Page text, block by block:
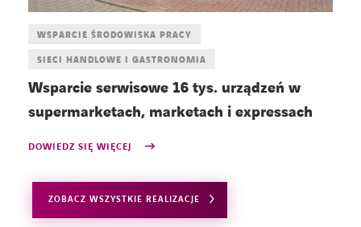
WSPARCIE ŚRODOWISKA PRACY
SIECI HANDLOWE I GASTRONOMIA
Wsparcie serwisowe 16 tys. urządzeń w
supermarketach, marketach i expressach
DOWIEDZ SIĘ WIĘCEJ
ZOBACZ WSZYSTKIE REALIZACJE